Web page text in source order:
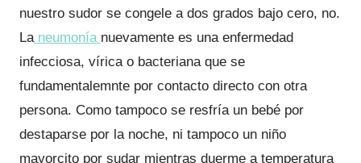
nuestro sudor se congele a dos grados bajo cero, no.
Laneumonía nuevamente es una enfermedad
infecciosa, vírica o bacteriana que se
fundamentalemnte por contacto directo con otra
persona. Como tampoco se resfría un bebé por
destaparse por la noche, ni tampoco un niño
mayorcito por sudar mientras duerme a temperatura